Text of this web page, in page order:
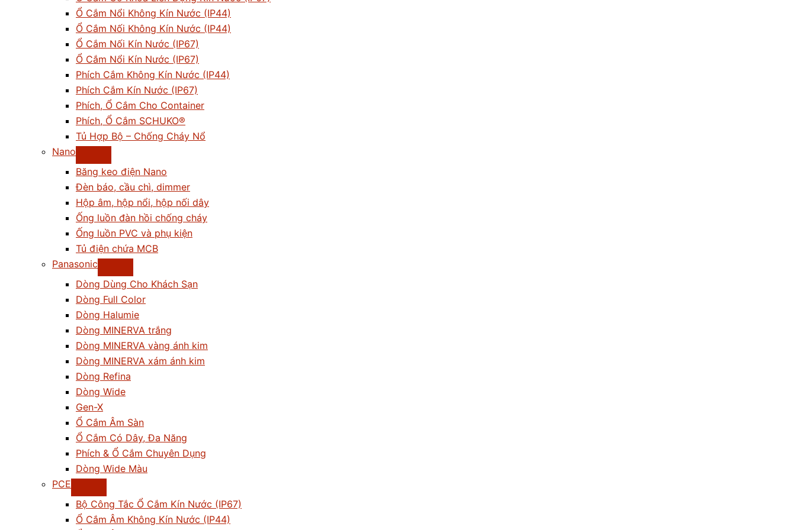
Ổ Cắm Nổi Không Kín Nước (IP44)
Ổ Cắm Nối Không Kín Nước (IP44)
Ổ Cắm Nối Kín Nước (IP67)
Ổ Cắm Nổi Kín Nước (IP67)
Phích Cắm Không Kín Nước (IP44)
Phích Cắm Kín Nước (IP67)
Phích, Ổ Cắm Cho Container
Phích, Ổ Cắm SCHUKO®
Tủ Hợp Bộ – Chống Cháy Nổ
Nano
Băng keo điện Nano
Đèn báo, cầu chì, dimmer
Hộp âm, hộp nổi, hộp nối dây
Ống luồn đàn hồi chống cháy
Ống luồn PVC và phụ kiện
Tủ điện chứa MCB
Panasonic
Dòng Dùng Cho Khách Sạn
Dòng Full Color
Dòng Halumie
Dòng MINERVA trắng
Dòng MINERVA vàng ánh kim
Dòng MINERVA xám ánh kim
Dòng Refina
Dòng Wide
Gen-X
Ổ Cắm Âm Sàn
Ổ Cắm Có Dây, Đa Năng
Phích & Ổ Cắm Chuyên Dụng
Dòng Wide Màu
PCE
Bộ Công Tắc Ổ Cắm Kín Nước (IP67)
Ổ Cắm Âm Không Kín Nước (IP44)